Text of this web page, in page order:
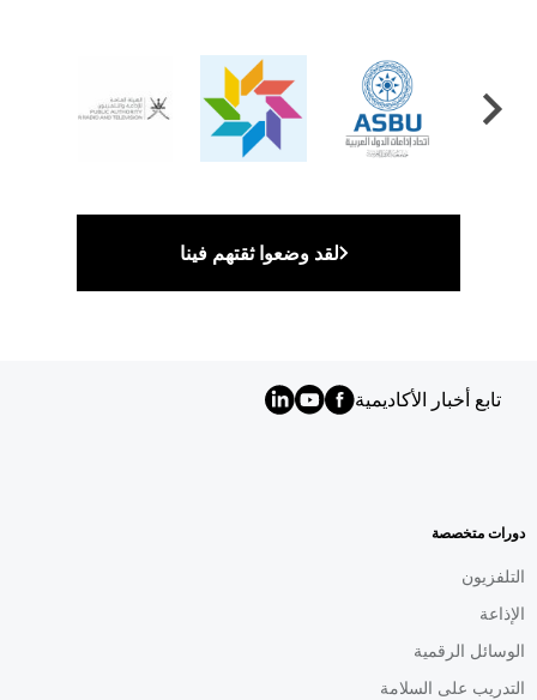
لقد وضعوا ثقتهم فينا
تابع أخبار الأكاديمية
AR
دورات متخصصة
التلفزيون
الإذاعة
الوسائل الرقمية
التدريب على السلامة